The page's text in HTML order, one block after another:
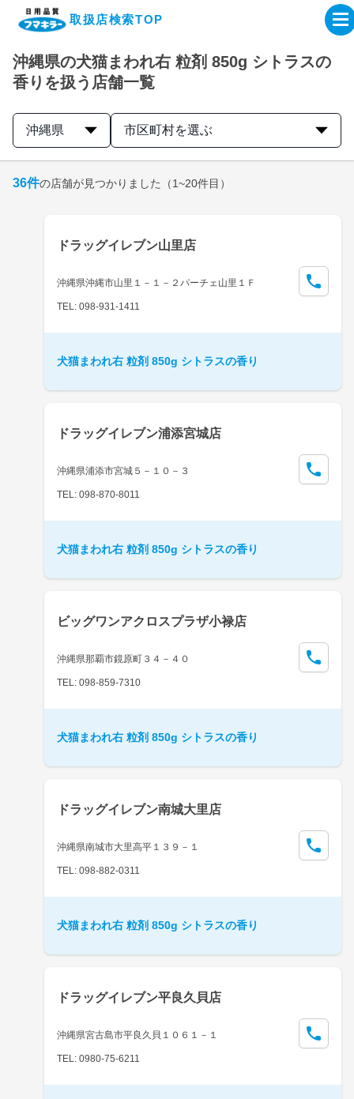
取扱店検索TOP
企業・IR情報サイト
製品情報サイト
取扱店検索はこちら
沖縄県の犬猫まわれ右 粒剤 850g シトラスの
香りを扱う店舗一覧
沖縄県 市区町村を選ぶ
36件の店舗が見つかりました （1~20件目）
ドラッグイレブン山里店
沖縄県沖縄市山里１－１－２パーチェ山里１Ｆ
TEL: 098-931-1411
犬猫まわれ右 粒剤 850g シトラスの香り
ドラッグイレブン浦添宮城店
沖縄県浦添市宮城５－１０－３
TEL: 098-870-8011
犬猫まわれ右 粒剤 850g シトラスの香り
ビッグワンアクロスプラザ小禄店
沖縄県那覇市鏡原町３４－４０
TEL: 098-859-7310
犬猫まわれ右 粒剤 850g シトラスの香り
ドラッグイレブン南城大里店
沖縄県南城市大里高平１３９－１
TEL: 098-882-0311
犬猫まわれ右 粒剤 850g シトラスの香り
ドラッグイレブン平良久貝店
沖縄県宮古島市平良久貝１０６１－１
TEL: 0980-75-6211